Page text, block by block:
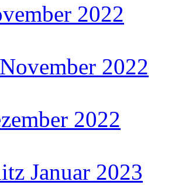
2022
2022
2022
Januar 2023